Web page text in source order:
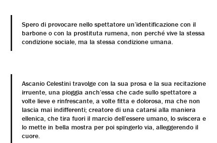
Spero di provocare nello spettatore un’identificazione con il
barbone o con la prostituta rumena, non perché vive la stessa
condizione sociale, ma la stessa condizione umana.
Ascanio Celestini travolge con la sua prosa e la sua recitazione
irruente, una pioggia anch’essa che cade sullo spettatore a
volte lieve e rinfrescante, a volte fitta e dolorosa, ma che non
lascia mai indifferenti; creatore di una catarsi alla maniera
ellenica, che tira fuori il marcio dell’essere umano, lo sviscera e
lo mette in bella mostra per poi spingerlo via, alleggerendo il
cuore.